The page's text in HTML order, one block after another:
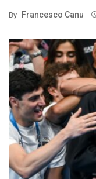
By Francesco Canu